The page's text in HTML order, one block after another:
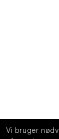
Vi bruger